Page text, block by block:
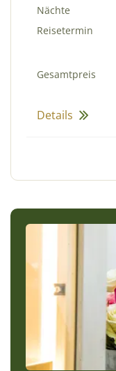
Nächte
Reisetermin
Gesamtpreis
Details